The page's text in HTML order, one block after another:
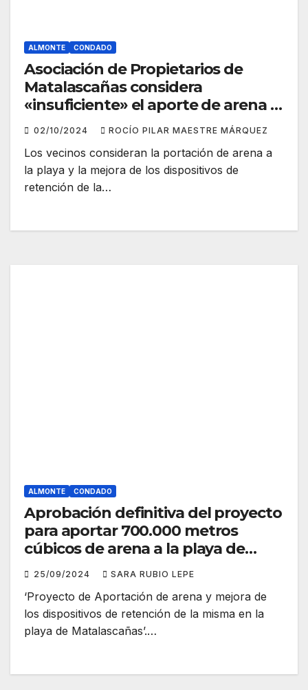
ALMONTE CONDADO
Asociación de Propietarios de
Matalascañas considera
«insuficiente» el aporte de arena a
la playa
02/10/2024 ROCÍO PILAR MAESTRE MÁRQUEZ
Los vecinos consideran la portación de arena a
la playa y la mejora de los dispositivos de
retención de la…
ALMONTE CONDADO
Aprobación definitiva del proyecto
para aportar 700.000 metros
cúbicos de arena a la playa de
Matalascañas (Huelva)
25/09/2024 SARA RUBIO LEPE
‘Proyecto de Aportación de arena y mejora de
los dispositivos de retención de la misma en la
playa de Matalascañas’.…